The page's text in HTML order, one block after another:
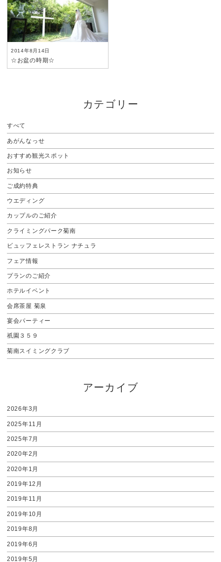
2014年8月14日
☆お盆の時期☆
カテゴリー
すべて
あがんなっせ
おすすめ観光スポット
お知らせ
ご成約特典
ウエディング
カップルのご紹介
クライミングパーク菊南
ビュッフェレストラン ナチュラ
フェア情報
プランのご紹介
ホテルイベント
会席茶屋 菊泉
宴会パーティー
祇園３５９
菊南スイミングクラブ
アーカイブ
2026年3月
2025年11月
2025年7月
2020年2月
2020年1月
2019年12月
2019年11月
2019年10月
2019年8月
2019年6月
2019年5月